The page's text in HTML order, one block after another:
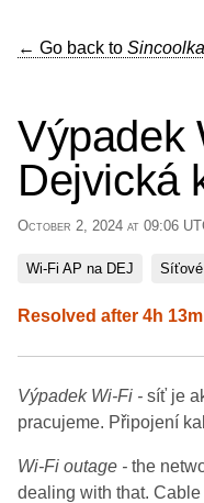
← Go back to
Výpadek
Dejvická
October 2, 2024 at 09:06
Wi-Fi AP na DEJ
Resolved after 4h 13m
Výpadek Wi-Fi - síť je
pracujeme. Připojení
Wi-Fi outage - the
dealing with that.